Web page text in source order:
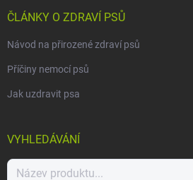
ČLÁNKY O ZDRAVÍ PSŮ
Návod na přirozené zdraví psů
Příčiny nemocí psů
Jak uzdravit psa
VYHLEDÁVÁNÍ